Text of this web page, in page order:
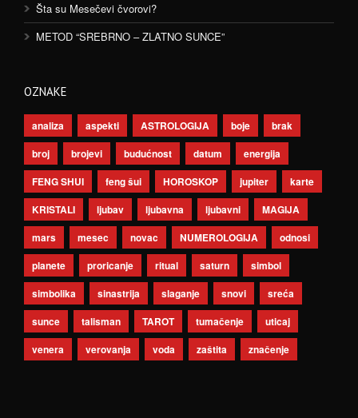
Šta su Mesečevi čvorovi?
METOD “SREBRNO – ZLATNO SUNCE”
OZNAKE
analiza aspekti ASTROLOGIJA boje
brak
broj
brojevi budućnost datum
energija
FENG SHUI
feng šui HOROSKOP jupiter
karte
KRISTALI
ljubav ljubavna ljubavni
MAGIJA
mars
mesec novac NUMEROLOGIJA
odnosi
planete
proricanje ritual saturn
simbol
simbolika
sinastrija slaganje snovi
sreća
sunce
talisman TAROT tumačenje
uticaj
venera
verovanja voda zaštita značenje